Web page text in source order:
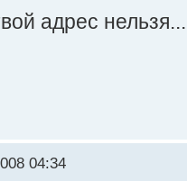
адрес
04:34